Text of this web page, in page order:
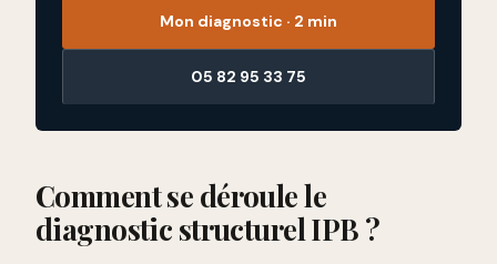
Mon diagnostic · 2 min
05 82 95 33 75
Comment se déroule le
diagnostic structurel IPB ?